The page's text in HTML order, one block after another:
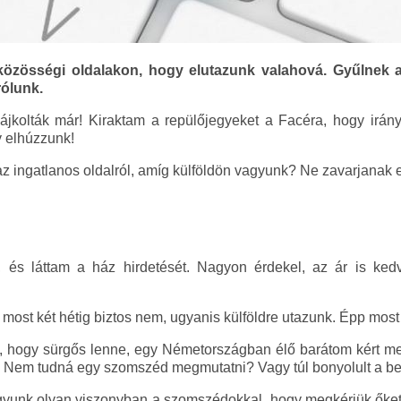
oldalakon, hogy elutazunk valahová.
már! Kiraktam a repülőjegyeket a Facéra, hogy
elhúzzunk!
ingatlanos oldalról, amíg külföldön vagyunk? Ne zavarjanak
láttam a ház hirdetését. Nagyon érdekel, az ár is
két hétig biztos nem, ugyanis külföldre utazunk. Épp
sürgős lenne, egy Németországban élő barátom kért
tudná egy szomszéd megmutatni? Vagy túl bonyolult a